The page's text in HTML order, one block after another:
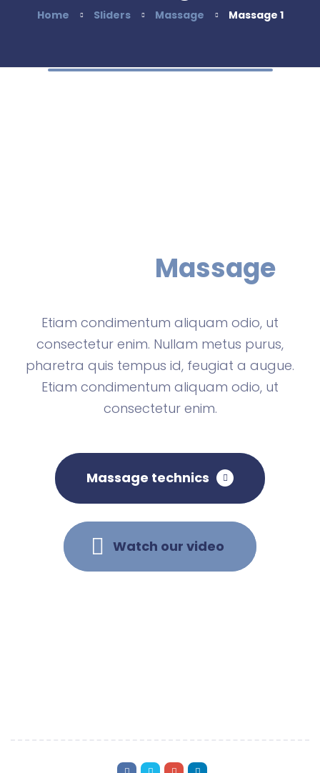
Home Sliders Massage Massage 1
Massage
Etiam condimentum aliquam odio, ut
consectetur enim. Nullam metus purus,
pharetra quis tempus id, feugiat a augue.
Etiam condimentum aliquam odio, ut
consectetur enim.
Massage technics
Watch our video